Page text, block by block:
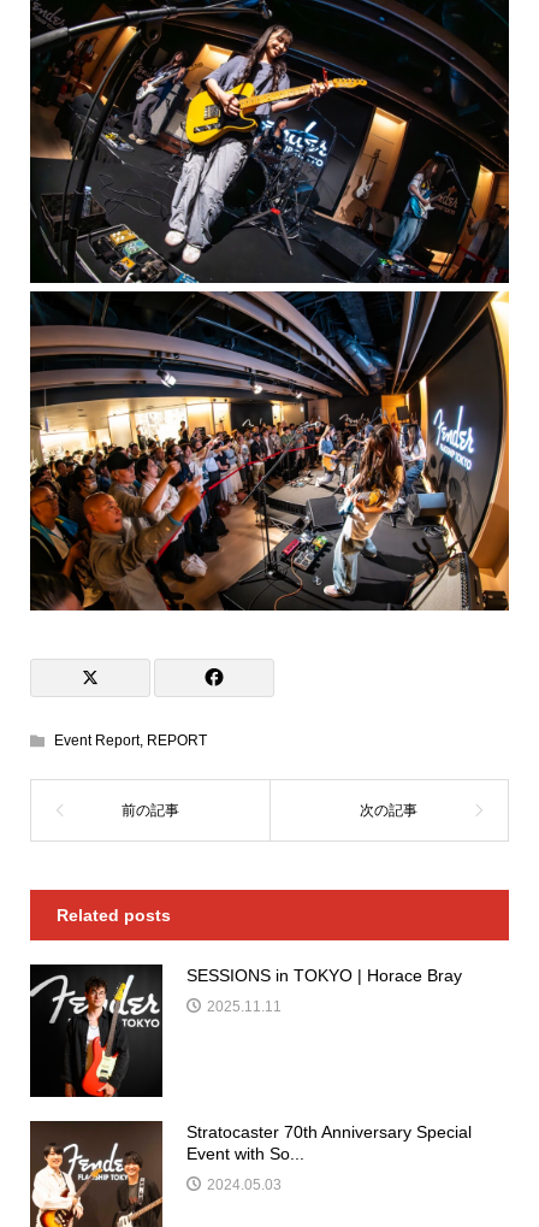
Event Report, REPORT
Related posts
SESSIONS in TOKYO | Horace Bray
2025.11.11
Stratocaster 70th Anniversary Special
Event with So...
2024.05.03